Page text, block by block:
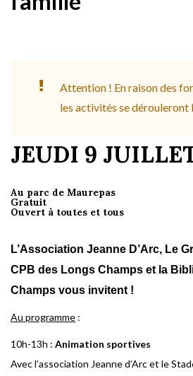
Attention ! En raison des
les activités se dérouleront
JEUDI 9
Au parc de Maurepas
Gratuit
Ouvert à toutes et tous
L’Association Jeanne D’Arc, Le
CPB des Longs Champs et la
Champs vous invitent !
Au programme :
10h-13h : Animation sportives
Avec l’association Jeanne d’Arc et le